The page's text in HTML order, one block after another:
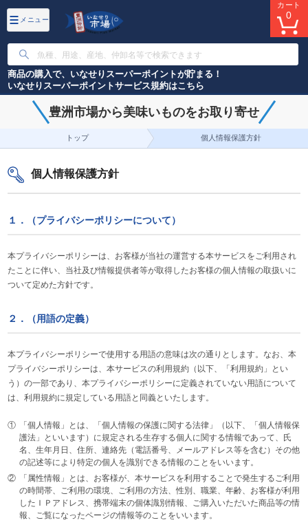
メニュー
カート
0
商品の購入で、いなせりスーパーポイントが貯まる！
いなせりスーパーポイントサービス規約はこちら
豊洲市場から美味いものをお取り寄せ
トップ 個人情報保護方針
個人情報保護方針
１．（プライバシーポリシーについて）
本プライバシーポリシーは、お客様が当社の運営する本サービスをご利用され
たことに伴い、当社及び情報提供者等が取得したお客様の個人情報の取扱いに
ついて定めた方針です。
２．（用語の定義）
本プライバシーポリシーで使用する用語の意味は次の通りとします。なお、本
プライバシーポリシーは、本サービスの利用規約（以下、「利用規約」とい
う）の一部であり、本プライバシーポリシーに定義されていない用語について
は、利用規約に規定している用語と同義といたします。
①
「個人情報」とは、「個人情報の保護に関する法律」（以下、「個人情報保
護法」といいます）に規定される生存する個人に関する情報であって、氏
名、生年月日、住所、連絡先（電話番号、メールアドレス等を含む）その他
の記述等により特定の個人を識別できる情報のことをいいます。
②
「属性情報」とは、お客様が、本サービスを利用することで発生するご利用
の時間帯、ご利用の環境、ご利用の方法、性別、職業、年齢、お客様が利用
したＩＰアドレス、携帯端末の個体識別情報、ご購入いただいた商品等の情
報、ご覧になったページの情報等のことをいいます。